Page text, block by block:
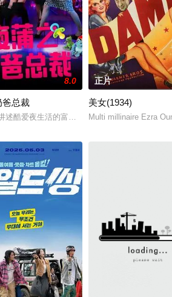
刚刚获得了高额的奖学金，还要代表毕业生在
过着简朴的生活，她的梦想是在有生之年至少
8.0
爸总裁
述酷爱夜生活的富二代沈晓丁，意外接受一个
正片
美女(1934)
Multi millinaire Ezra